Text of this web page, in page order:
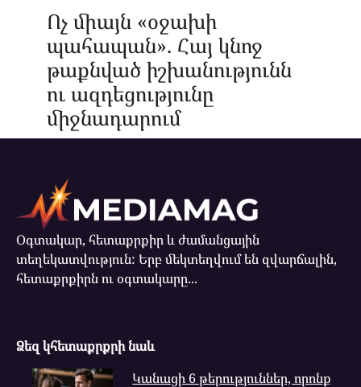
Ոչ միայն «օջախի
պահապան». Հայ կնոջ
թաքնված իշխանությունն
ու ազդեցությունը
միջնադարում
Օգտակար, հետաքրքիր և ժամանցային
տեղեկատվություն: Երբ մեկտեղվում են զվարճալին,
հետաքրքիրն ու օգտակարը...
Ձեզ կհետաքրքրի նաև
Կանացի 6 թերություններ, որոնք